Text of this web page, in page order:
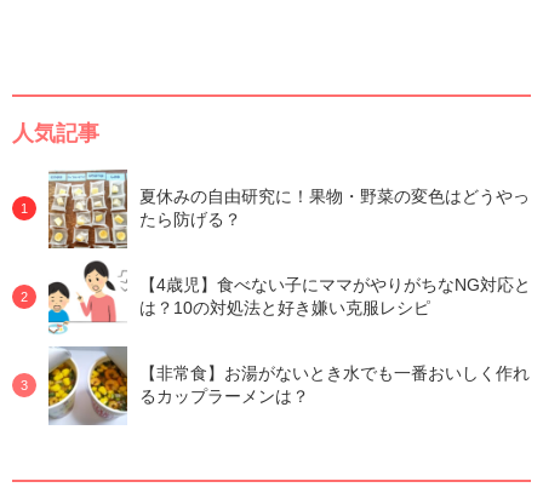
人気記事
夏休みの自由研究に！果物・野菜の変色はどうやっ
たら防げる？
【4歳児】食べない子にママがやりがちなNG対応と
は？10の対処法と好き嫌い克服レシピ
【非常食】お湯がないとき水でも一番おいしく作れ
るカップラーメンは？